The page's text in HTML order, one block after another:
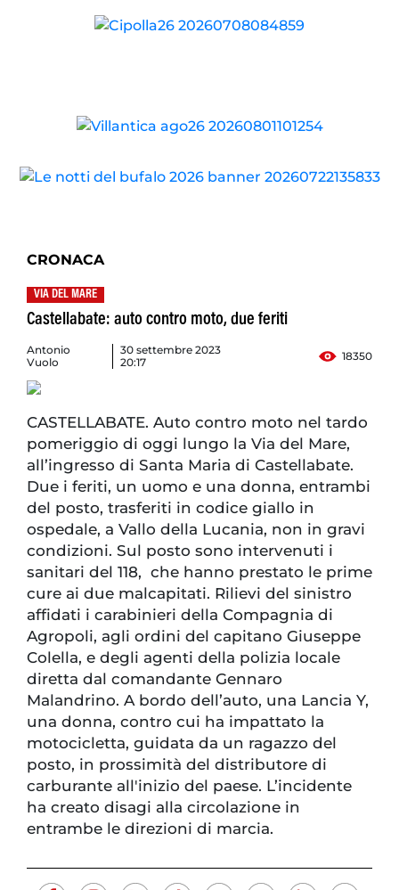
CRONACA
VIA DEL MARE
Castellabate: auto contro moto, due feriti
Antonio
Vuolo
30 settembre 2023
20:17
18350
CASTELLABATE. Auto contro moto nel tardo
pomeriggio di oggi lungo la Via del Mare,
all’ingresso di Santa Maria di Castellabate.
Due i feriti, un uomo e una donna, entrambi
del posto, trasferiti in codice giallo in
ospedale, a Vallo della Lucania, non in gravi
condizioni. Sul posto sono intervenuti i
sanitari del 118, che hanno prestato le prime
cure ai due malcapitati. Rilievi del sinistro
affidati i carabinieri della Compagnia di
Agropoli, agli ordini del capitano Giuseppe
Colella, e degli agenti della polizia locale
diretta dal comandante Gennaro
Malandrino. A bordo dell’auto, una Lancia Y,
una donna, contro cui ha impattato la
motocicletta, guidata da un ragazzo del
posto, in prossimità del distributore di
carburante all'inizio del paese. L’incidente
ha creato disagi alla circolazione in
entrambe le direzioni di marcia.